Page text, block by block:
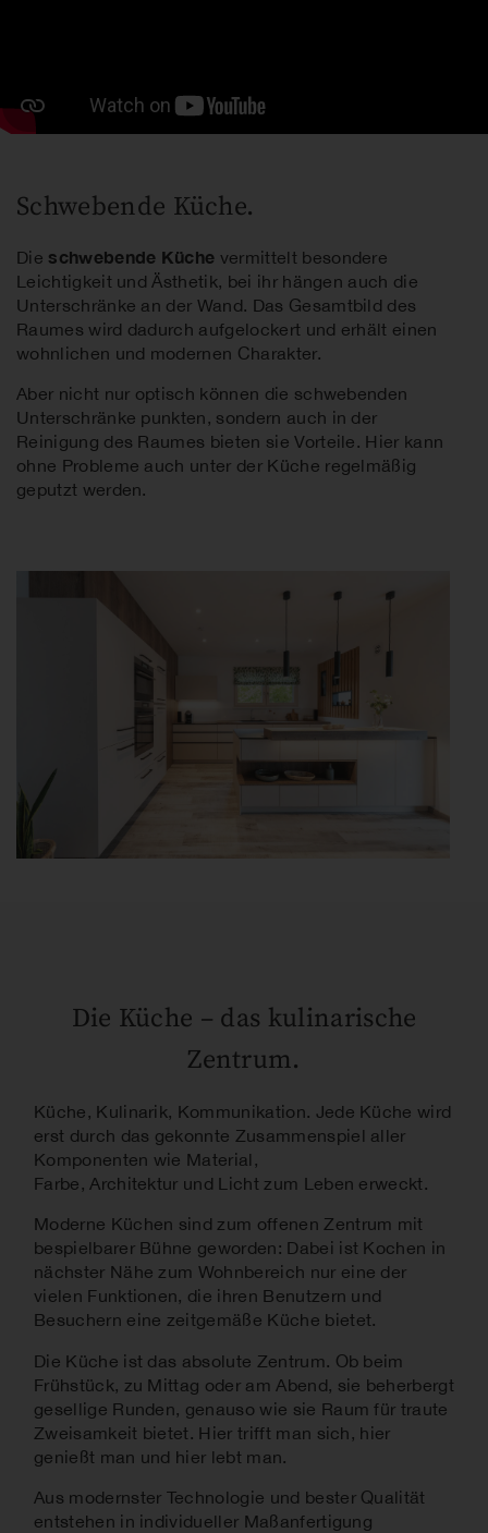
Schwebende Küche.
Die schwebende Küche vermittelt besondere
Leichtigkeit und Ästhetik, bei ihr hängen auch die
Unterschränke an der Wand. Das Gesamtbild des
Raumes wird dadurch aufgelockert und erhält einen
wohnlichen und modernen Charakter.
Aber nicht nur optisch können die schwebenden
Unterschränke punkten, sondern auch in der
Reinigung des Raumes bieten sie Vorteile. Hier kann
ohne Probleme auch unter der Küche regelmäßig
geputzt werden.
Die Küche – das kulinarische
Zentrum.
Küche, Kulinarik, Kommunikation. Jede Küche wird
erst durch das gekonnte Zusammenspiel aller
Komponenten wie Material,
Farbe, Architektur und Licht zum Leben erweckt.
Moderne Küchen sind zum offenen Zentrum mit
bespielbarer Bühne geworden: Dabei ist Kochen in
nächster Nähe zum Wohnbereich nur eine der
vielen Funktionen, die ihren Benutzern und
Besuchern eine zeitgemäße Küche bietet.
Die Küche ist das absolute Zentrum. Ob beim
Frühstück, zu Mittag oder am Abend, sie beherbergt
gesellige Runden, genauso wie sie Raum für traute
Zweisamkeit bietet. Hier trifft man sich, hier
genießt man und hier lebt man.
Aus modernster Technologie und bester Qualität
entstehen in individueller Maßanfertigung